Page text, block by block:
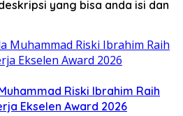
yang bisa anda isi dan
Riski Ibrahim Raih
Ekselen Award 2026